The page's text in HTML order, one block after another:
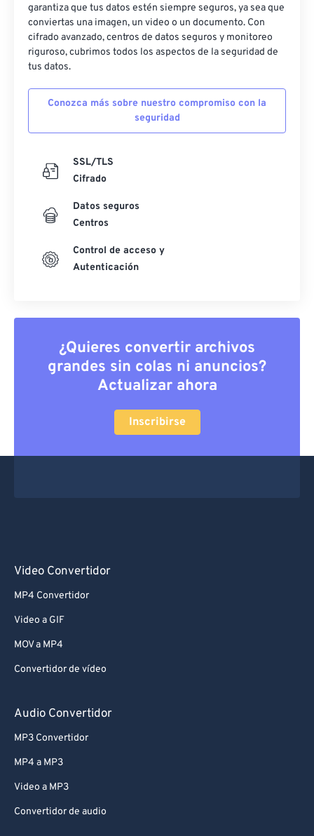
garantiza que tus datos estén siempre seguros, ya sea que
conviertas una imagen, un video o un documento. Con
cifrado avanzado, centros de datos seguros y monitoreo
riguroso, cubrimos todos los aspectos de la seguridad de
tus datos.
Conozca más sobre nuestro compromiso con la
seguridad
SSL/TLS
Cifrado
Datos seguros
Centros
Control de acceso y
Autenticación
¿Quieres convertir archivos
grandes sin colas ni anuncios?
Actualizar ahora
Inscribirse
Video Convertidor
MP4 Convertidor
Video a GIF
MOV a MP4
Convertidor de vídeo
Audio Convertidor
MP3 Convertidor
MP4 a MP3
Video a MP3
Convertidor de audio